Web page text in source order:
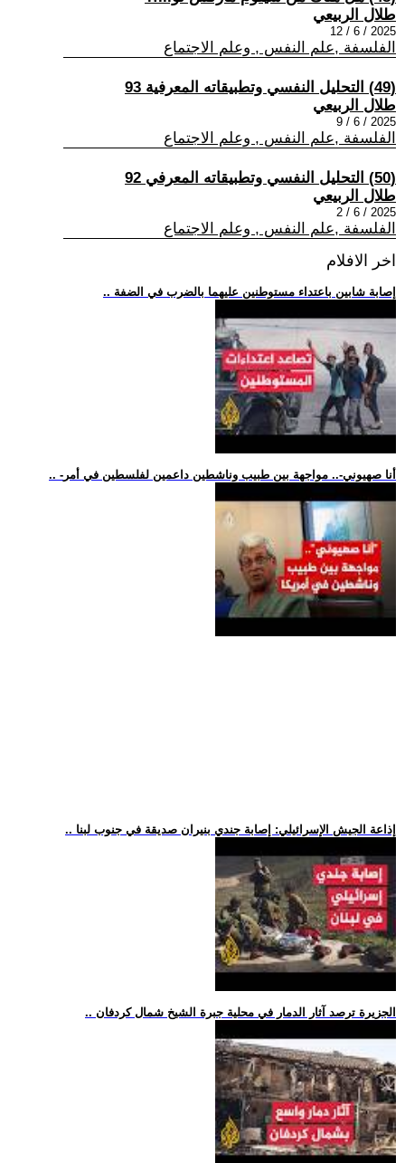
طلال الربيعي
2025 / 6 / 12
الفلسفة ,علم النفس , وعلم الاجتماع
(49) التحليل النفسي وتطبيقاته المعرفية 93
طلال الربيعي
2025 / 6 / 9
الفلسفة ,علم النفس , وعلم الاجتماع
(50) التحليل النفسي وتطبيقاته المعرفي 92
طلال الربيعي
2025 / 6 / 2
الفلسفة ,علم النفس , وعلم الاجتماع
اخر الافلام
.. إصابة شابين باعتداء مستوطنين عليهما بالضرب في الضفة
.. -أنا صهيوني-.. مواجهة بين طبيب وناشطين داعمين لفلسطين في أمر
.. إذاعة الجيش الإسرائيلي: إصابة جندي بنيران صديقة في جنوب لبنا
.. الجزيرة ترصد آثار الدمار في محلية جبرة الشيخ شمال كردفان